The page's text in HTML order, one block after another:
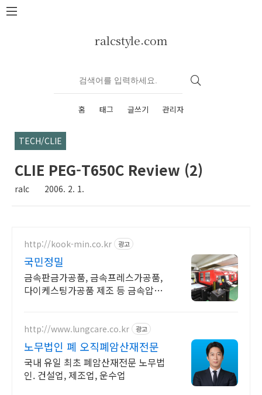
본문 바로가기
ralcstyle.com
홈 태그 글쓰기 관리자
TECH/CLIE
CLIE PEG-T650C Review (2)
ralc 2006. 2. 1.
http://kook-min.co.kr 광고
국민정밀
금속판금가공품, 금속프레스가공품,
다이케스팅가공품 제조 등 금속압형
http://www.lungcare.co.kr 광고
노무법인 폐 오직폐암산재전문
국내 유일 최초 폐암산재전문 노무법
인. 건설업, 제조업, 운수업